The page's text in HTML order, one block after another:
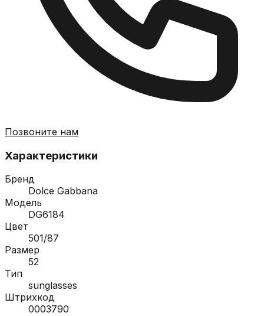
Позвоните нам
Характеристики
Бренд
Dolce Gabbana
Модель
DG6184
Цвет
501/87
Размер
52
Тип
sunglasses
Штрихкод
0003790